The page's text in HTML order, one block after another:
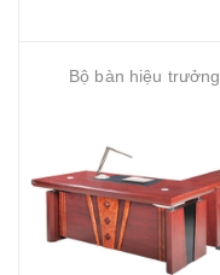
Bộ bàn hiệu trưởng